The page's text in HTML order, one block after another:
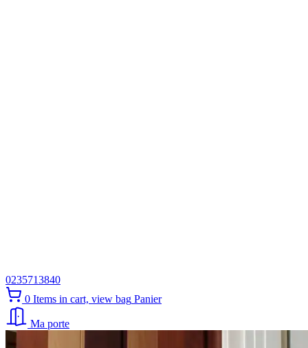
0235713840
0 Items in cart, view bag Panier
Ma porte